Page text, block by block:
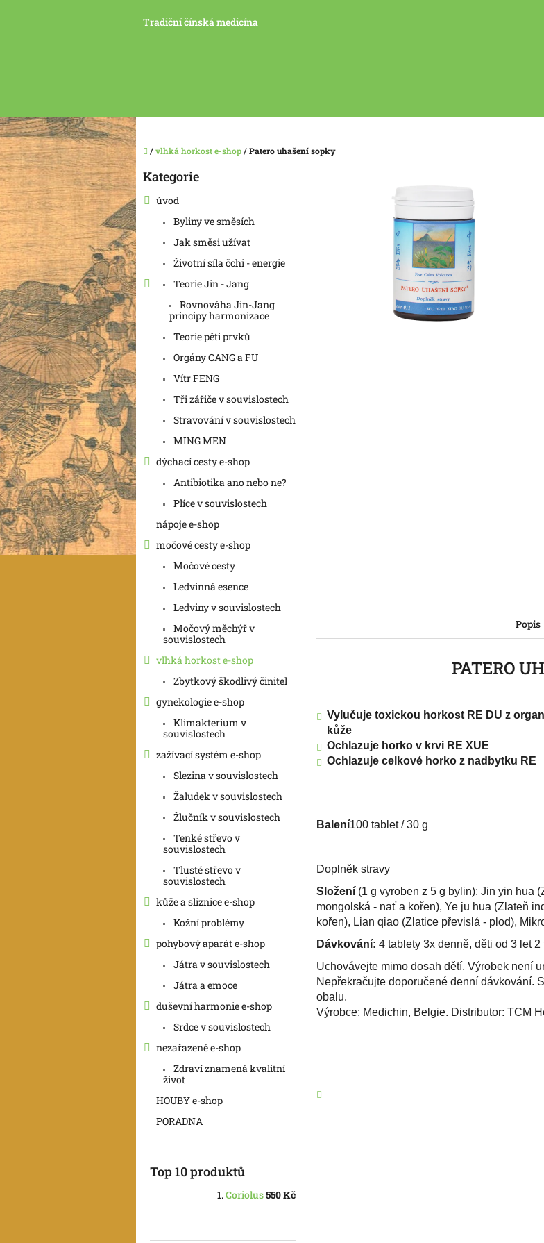
Tradiční čínská medicína
Domů
/vlhká horkost e-shop/Patero uhašení sopky
P
o
s
t
r
a
n
n
í
p
a
n
e
l
Přeskočit
Kategorie
úvod
Byliny ve směsích
Jak směsi užívat
Životní síla čchi - energie
Teorie Jin - Jang
Rovnováha Jin-Jang
principy harmonizace
Teorie pěti prvků
Orgány CANG a FU
Vítr FENG
Tři zářiče v souvislostech
Stravování v souvislostech
MING MEN
dýchací cesty e-shop
Antibiotika ano nebo ne?
Plíce v souvislostech
nápoje e-shop
močové cesty e-shop
Močové cesty
Ledvinná esence
Ledviny v souvislostech
Močový měchýř v
souvislostech
vlhká horkost e-shop
Zbytkový škodlivý činitel
gynekologie e-shop
Klimakterium v
souvislostech
zažívací systém e-shop
Slezina v souvislostech
Žaludek v souvislostech
Žlučník v souvislostech
Tenké střevo v
souvislostech
Tlusté střevo v
souvislostech
kůže a sliznice e-shop
Kožní problémy
pohybový aparát e-shop
Játra v souvislostech
Játra a emoce
duševní harmonie e-shop
Srdce v souvislostech
nezařazené e-shop
Zdraví znamená kvalitní
život
HOUBY e-shop
PORADNA
Top 10 produktů
Coriolus550 Kč
Popis
PATERO
Vylučuje toxickou horkost RE DU z
kůže
Ochlazuje horko v krvi RE XUE
Ochlazuje celkové horko z nadbytku RE
Balení100 tablet / 30 g
Doplněk stravy
Složení (1 g vyroben z 5 g bylin): Jin yin hua
mongolská - nať a kořen), Ye ju hua (Zlateň
kořen), Lian qiao (Zlatice převislá - plod),
Dávkování: 4 tablety 3x denně, děti od 3 let
Uchovávejte mimo dosah dětí. Výrobek není
Nepřekračujte doporučené denní dávkování.
obalu.
Výrobce: Medichin, Belgie. Distributor: TCM